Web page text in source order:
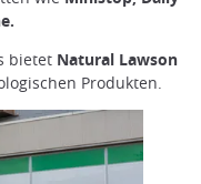
bietet Natural Lawson
Produkten.